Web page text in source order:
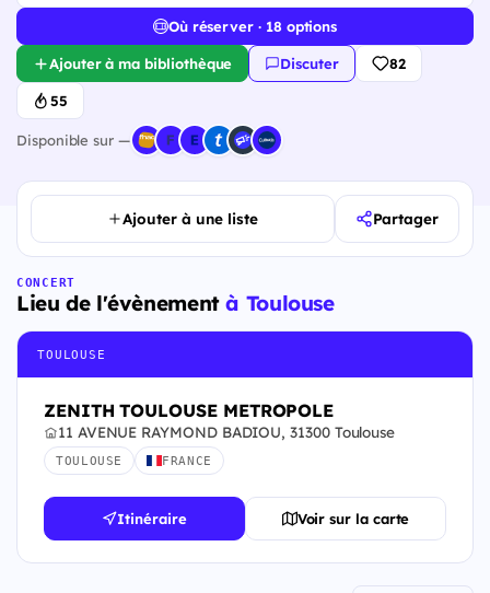
Où réserver · 18 options
Ajouter à ma bibliothèque Discuter 82
55
Disponible sur —
Ajouter à une liste Partager
CONCERT
Lieu de l'évènementà Toulouse
TOULOUSE
ZENITH TOULOUSE METROPOLE
11 AVENUE RAYMOND BADIOU, 31300 Toulouse
TOULOUSE FRANCE
Itinéraire Voir sur la carte